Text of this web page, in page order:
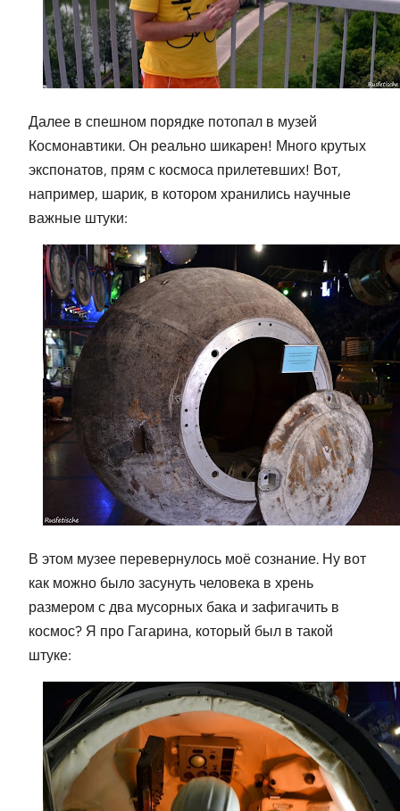
Далее в спешном порядке потопал в музей
Космонавтики. Он реально шикарен! Много крутых
экспонатов, прям с космоса прилетевших! Вот,
например, шарик, в котором хранились научные
важные штуки:
В этом музее перевернулось моё сознание. Ну вот
как можно было засунуть человека в хрень
размером с два мусорных бака и зафигачить в
космос? Я про Гагарина, который был в такой
штуке: